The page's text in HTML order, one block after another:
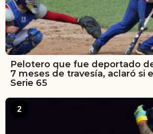
Pelotero que fue deportado
7 meses de travesía, aclaró si
Serie 65
2